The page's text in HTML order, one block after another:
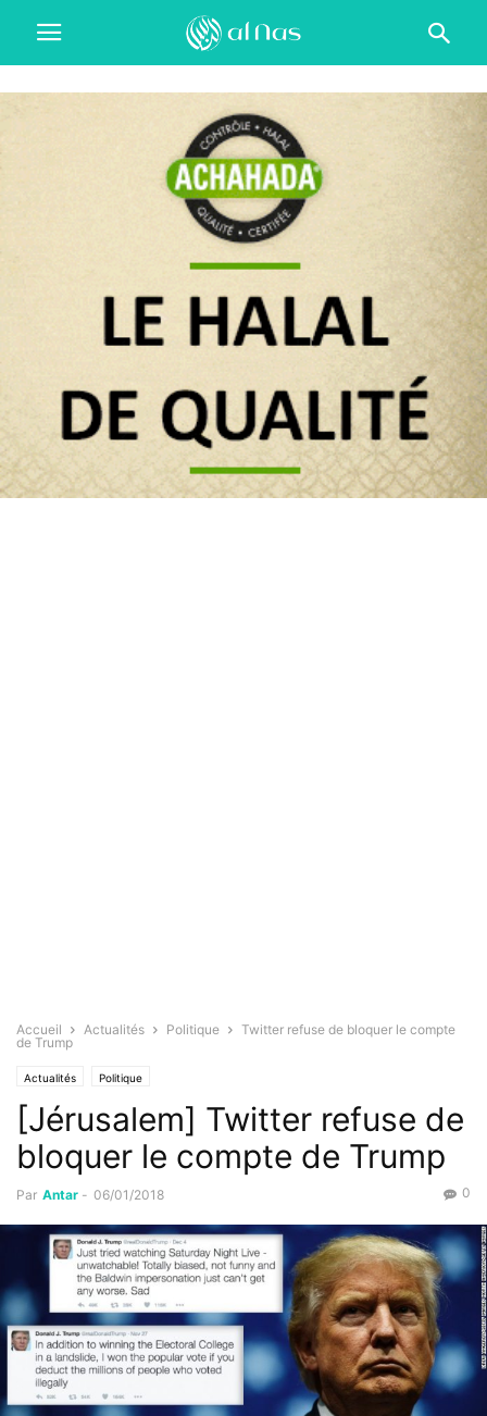
Accueil Actualités Politique
Twitter refuse de bloquer le compte
de Trump
Actualités Politique
[Jérusalem] Twitter refuse de
bloquer le compte de Trump
Par Antar - 06/01/2018 0